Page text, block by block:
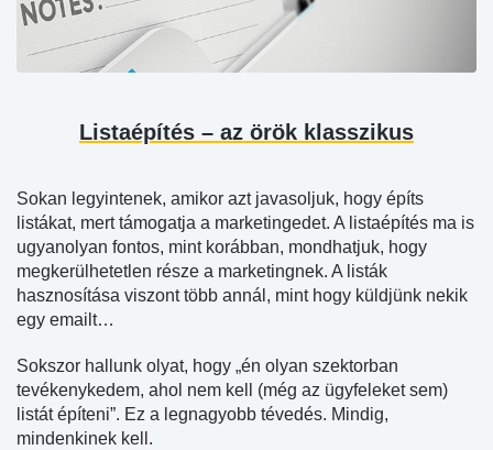
Listaépítés – az örök klasszikus
Sokan legyintenek, amikor azt javasoljuk, hogy építs
listákat, mert támogatja a marketingedet. A listaépítés ma is
ugyanolyan fontos, mint korábban, mondhatjuk, hogy
megkerülhetetlen része a marketingnek. A listák
hasznosítása viszont több annál, mint hogy küldjünk nekik
egy emailt…
Sokszor hallunk olyat, hogy „én olyan szektorban
tevékenykedem, ahol nem kell (még az ügyfeleket sem)
listát építeni”. Ez a legnagyobb tévedés. Mindig,
mindenkinek kell.